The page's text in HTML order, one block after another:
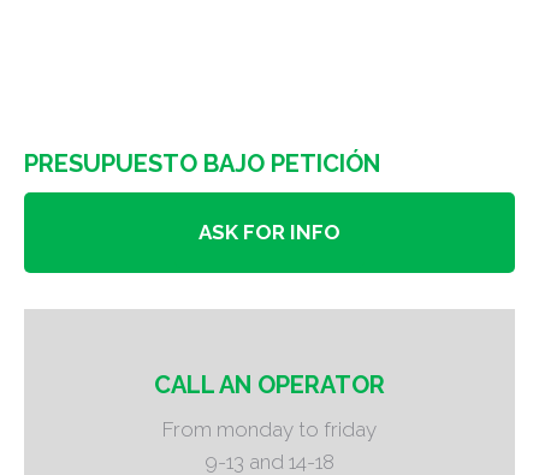
PRESUPUESTO BAJO PETICIÓN
ASK FOR INFO
CALL AN OPERATOR
From monday to friday
9-13 and 14-18